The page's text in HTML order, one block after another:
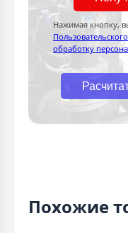
Нажимая кнопку,
обработку
Похожие